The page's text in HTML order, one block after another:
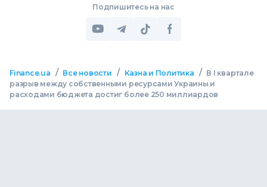
Подпишитесь на нас
Finance.ua / Все новости / Казна и Политика / В I квартале
разрыв между собственными ресурсами Украины и
расходами бюджета достиг более 250 миллиардов